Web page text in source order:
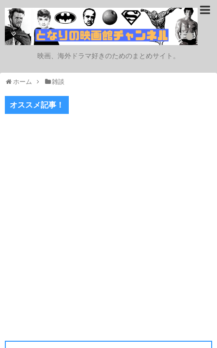
映画、海外ドラマ好きのためのまとめサイト。
ホーム 雑談
オススメ記事！